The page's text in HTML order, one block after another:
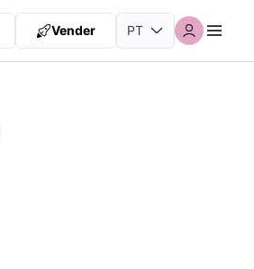
Vender